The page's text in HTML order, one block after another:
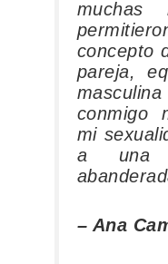
muchas
concepto
pareja,
conmigo
mi
a una
– Ana